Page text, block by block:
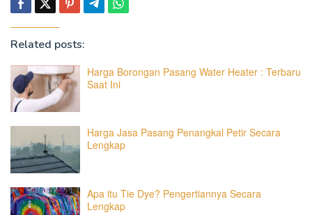
Related posts:
Harga Borongan Pasang Water Heater : Terbaru
Saat Ini
Harga Jasa Pasang Penangkal Petir Secara
Lengkap
Apa itu Tie Dye? Pengertiannya Secara
Lengkap